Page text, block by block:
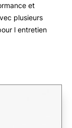
et
plusieurs
l entretien